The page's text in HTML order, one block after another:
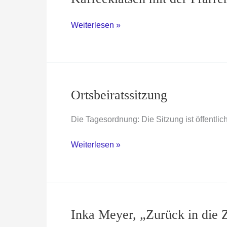
Kaffeeklatsch
Weiterlesen »
Ortsbeiratssitzung
Die Tagesordnung: Die Sitzung ist
Ortsbeiratssitzung
Weiterlesen »
Inka Meyer, „Zurück in die